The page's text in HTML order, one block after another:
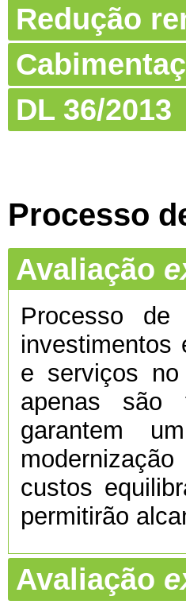
Redução
DL 36/2013
Processo
Avaliação
Processo de
investimentos
e serviços
apenas são
garantem
custos
permitirão
Avaliação